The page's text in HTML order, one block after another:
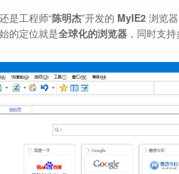
是工程师“陈明杰”开发的 MyIE2 浏览
的定位就是全球化的浏览器 ，同时支持